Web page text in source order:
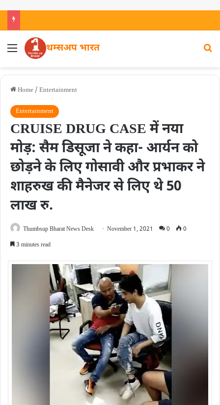
थम्सअप भारत
Home / Entertainment
Entertainment
CRUISE DRUG CASE में नया
मोड़: सैम डिसूजा ने कहा- आर्यन को
छोड़ने के लिए गोसावी और प्रभाकर ने
शाहरुख की मैनेजर से लिए थे 50
लाख रु.
Thumbsup Bharat News Desk November 1, 2021 0
0
3 minutes read